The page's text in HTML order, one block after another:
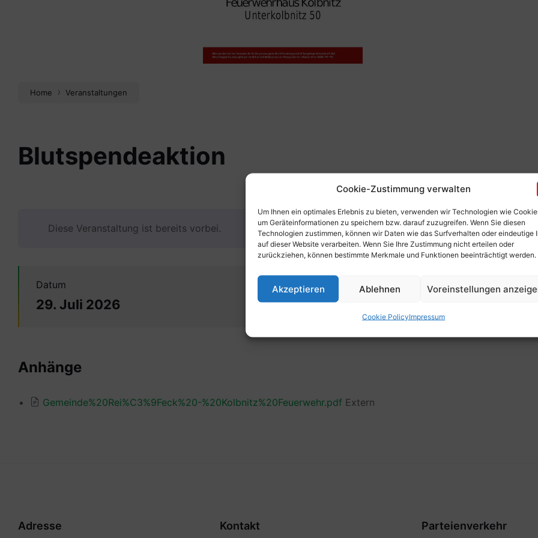
Cookie-Zustimmung verwalten
Um Ihnen ein optimales Erlebnis zu bieten, verwenden wir Technologien wie
um Geräteinformationen zu speichern bzw. darauf zuzugreifen. Wenn Sie diesen
Technologien zustimmen, können wir Daten wie das Surfverhalten oder eindeutige
auf dieser Website verarbeiten. Wenn Sie Ihre Zustimmung nicht erteilen oder
zurückziehen, können bestimmte Merkmale und Funktionen beeinträchtigt werden.
Akzeptieren Ablehnen Voreinstellungen
Cookie PolicyImpressum
Home Veranstaltungen
Blutspendeaktion
Diese Veranstaltung ist bereits vorbei.
Datum
29. Juli 2026
Zeit
15:30
Anhänge
Gemeinde%20Rei%C3%9Feck%20-%20Kolbnitz%20Feuerwehr.pdf Extern
Adresse Kontakt Parteienverkehr